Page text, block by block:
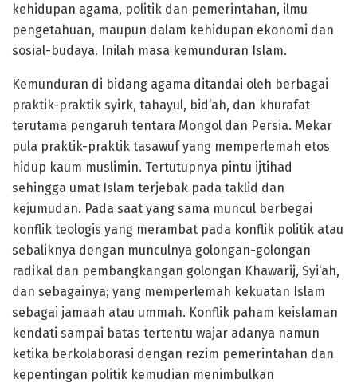
kehidupan agama, politik dan pemerintahan, ilmu
pengetahuan, maupun dalam kehidupan ekonomi dan
sosial-budaya. Inilah masa kemunduran Islam.
Kemunduran di bidang agama ditandai oleh berbagai
praktik-praktik syirk, tahayul, bid‘ah, dan khurafat
terutama pengaruh tentara Mongol dan Persia. Mekar
pula praktik-praktik tasawuf yang memperlemah etos
hidup kaum muslimin. Tertutupnya pintu ijtihad
sehingga umat Islam terjebak pada taklid dan
kejumudan. Pada saat yang sama muncul berbegai
konflik teologis yang merambat pada konflik politik atau
sebaliknya dengan munculnya golongan-golongan
radikal dan pembangkangan golongan Khawarij, Syi‘ah,
dan sebagainya; yang memperlemah kekuatan Islam
sebagai jamaah atau ummah. Konflik paham keislaman
kendati sampai batas tertentu wajar adanya namun
ketika berkolaborasi dengan rezim pemerintahan dan
kepentingan politik kemudian menimbulkan